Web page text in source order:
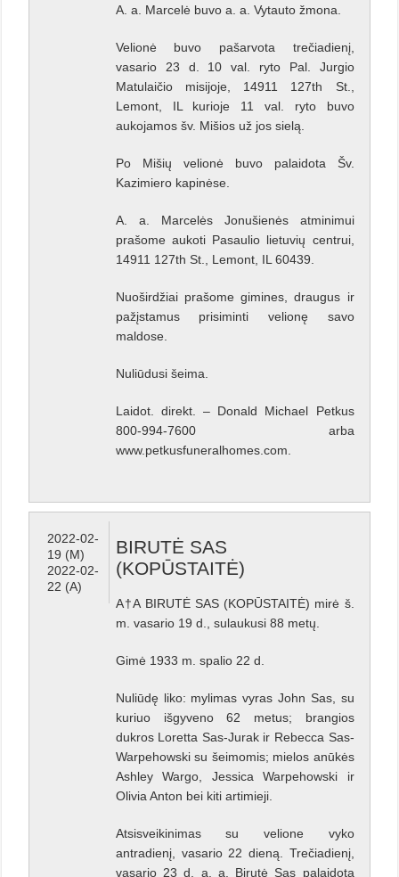
A. a. Marcelė buvo a. a. Vytauto žmona.
Velionė buvo pašarvota trečiadienį,
vasario 23 d. 10 val. ryto Pal. Jurgio
Matulaičio misijoje, 14911 127th St.,
Lemont, IL kurioje 11 val. ryto buvo
aukojamos šv. Mišios už jos sielą.
Po Mišių velionė buvo palaidota Šv.
Kazimiero kapinėse.
A. a. Marcelės Jonušienės atminimui
prašome aukoti Pasaulio lietuvių centrui,
14911 127th St., Lemont, IL 60439.
Nuoširdžiai prašome gimines, draugus ir
pažįstamus prisiminti velionę savo
maldose.
Nuliūdusi šeima.
Laidot. direkt. – Donald Michael Petkus
800-994-7600 arba
www.petkusfuneralhomes.com.
2022-02-
19 (M)
2022-02-
22 (A)
BIRUTĖ SAS
(KOPŪSTAITĖ)
A†A BIRUTĖ SAS (KOPŪSTAITĖ) mirė š.
m. vasario 19 d., sulaukusi 88 metų.
Gimė 1933 m. spalio 22 d.
Nuliūdę liko: mylimas vyras John Sas, su
kuriuo išgyveno 62 metus; brangios
dukros Loretta Sas-Jurak ir Rebecca Sas-
Warpehowski su šeimomis; mielos anūkės
Ashley Wargo, Jessica Warpehowski ir
Olivia Anton bei kiti artimieji.
Atsisveikinimas su velione vyko
antradienį, vasario 22 dieną. Trečiadienį,
vasario 23 d. a. a. Birutė Sas palaidota